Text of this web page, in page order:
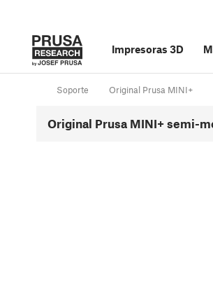
Impresoras 3D
Soporte Original Prusa MINI+
Original Prusa MINI+ semi-